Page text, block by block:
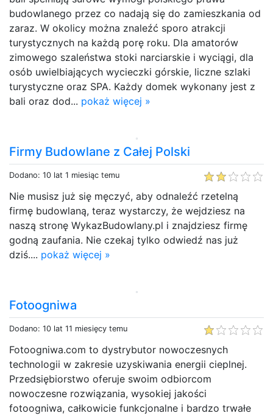
budowlanego przez co nadają się do zamieszkania od
zaraz. W okolicy można znaleźć sporo atrakcji
turystycznych na każdą porę roku. Dla amatorów
zimowego szaleństwa stoki narciarskie i wyciągi, dla
osób uwielbiających wycieczki górskie, liczne szlaki
turystyczne oraz SPA. Każdy domek wykonany jest z
bali oraz dod... pokaż więcej »
Firmy Budowlane z Całej Polski
Dodano: 10 lat 1 miesiąc temu
Nie musisz już się męczyć, aby odnaleźć rzetelną
firmę budowlaną, teraz wystarczy, że wejdziesz na
naszą stronę WykazBudowlany.pl i znajdziesz firmę
godną zaufania. Nie czekaj tylko odwiedź nas już
dziś.... pokaż więcej »
Fotoogniwa
Dodano: 10 lat 11 miesięcy temu
Fotoogniwa.com to dystrybutor nowoczesnych
technologii w zakresie uzyskiwania energii cieplnej.
Przedsiębiorstwo oferuje swoim odbiorcom
nowoczesne rozwiązania, wysokiej jakości
fotoogniwa, całkowicie funkcjonalne i bardzo trwałe